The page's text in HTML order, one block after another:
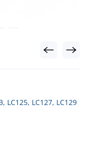
LC125, LC127, LC129